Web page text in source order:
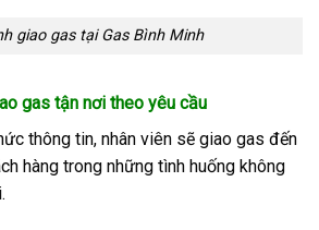
giao gas tại Gas Bình Minh
gas tận nơi theo yêu cầu
thông tin, nhân viên sẽ giao gas đến
hàng trong những tình huống không